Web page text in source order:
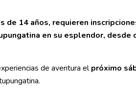
14 años, requieren
en su esplendor, desde
de aventura elpróximo